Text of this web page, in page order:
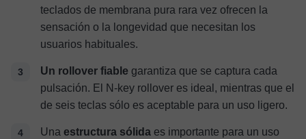
teclados de membrana pura rara vez ofrecen la
sensación o la longevidad que necesitan los
usuarios habituales.
Un rollover fiable garantiza que se captura cada
pulsación. El N-key rollover es ideal, mientras que el
de seis teclas sólo es aceptable para un uso ligero.
Una estructura sólida es importante para un uso